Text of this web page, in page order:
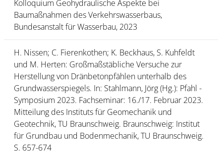
Kolloquium Geohydraulische Aspekte bei
Baumaßnahmen des Verkehrswasserbaus,
Bundesanstalt für Wasserbau, 2023
H. Nissen; C. Fierenkothen; K. Beckhaus, S. Kuhfeldt
und M. Herten: Großmaßstäbliche Versuche zur
Herstellung von Dränbetonpfählen unterhalb des
Grundwasserspiegels. In: Stahlmann, Jörg (Hg.): Pfahl -
Symposium 2023. Fachseminar: 16./17. Februar 2023.
Mitteilung des Instituts für Geomechanik und
Geotechnik, TU Braunschweig. Braunschweig: Institut
für Grundbau und Bodenmechanik, TU Braunschweig.
S. 657-674